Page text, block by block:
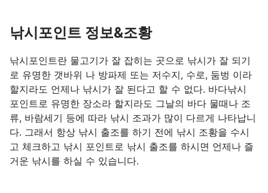
낚시포인트 정보&조황
낚시포인트란 물고기가 잘 잡히는 곳으로 낚시가 잘 되기
로 유명한 갯바위 나 방파제 또는 저수지, 수로, 둠벙 이라
할지라도 언제나 낚시가 잘 된다고 할 수 없다. 바다낚시
포인트로 유명한 장소라 할지라도 그날의 바다 물때나 조
류, 바람세기 등에 따라 낚시 조과가 많이 다르게 나타납니
다. 그래서 항상 낚시 출조를 하기 전에 낚시 조황을 수시
고 체크하고 낚시 포인트로 낚시 출조를 하시면 언제나 즐
거운 낚시를 하실 수 있습니다.